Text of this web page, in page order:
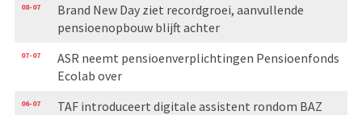
08-07
Brand New Day ziet recordgroei, aanvullende
pensioenopbouw blijft achter
07-07
ASR neemt pensioenverplichtingen Pensioenfonds
Ecolab over
06-07 TAF introduceert digitale assistent rondom BAZ